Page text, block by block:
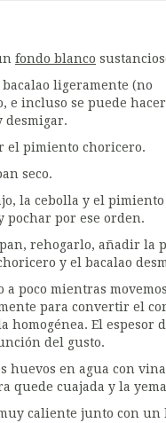
fondo blanco
ligeramente (no
e incluso se puede
desmigar.
el pimiento choricero.
seco.
la cebolla y el
pochar por ese orden.
rehogarlo, añadir la
y el bacalao
a poco mientras movemos
para convertir el
homogénea. El espesor
del gusto.
huevos en agua con
quede cuajada y la
caliente junto con un